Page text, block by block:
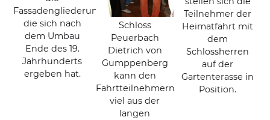
Fassadengliederung,
die sich nach
dem Umbau
Ende des 19.
Jahrhunderts
ergeben hat.
Schloss
Peuerbach
Dietrich von
Gumppenberg
kann den
Fahrtteilnehmern
viel aus der
langen
Teilnehmer der
Heimatfahrt mit
dem
Schlossherren
auf der
Gartenterasse in
Position.